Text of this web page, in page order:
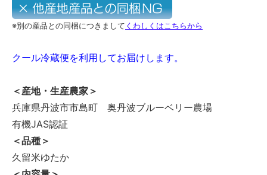
※別の産品との同梱につきまして くわしくはこちらから
クール冷蔵便を利用してお届けします。
＜産地・生産農家＞
兵庫県丹波市市島町 奥丹波ブルーベリー農場
有機JAS認証
＜品種＞
久留米ゆたか